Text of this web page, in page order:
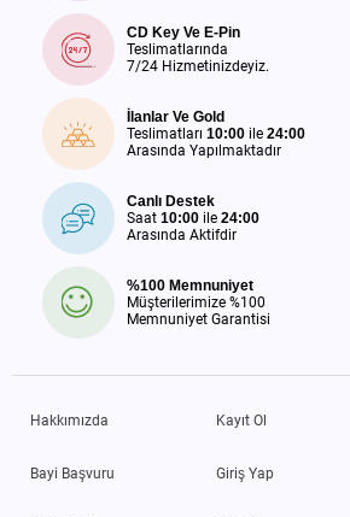
CD Key Ve E-Pin
Teslimatlarında
7/24 Hizmetinizdeyiz.
İlanlar Ve Gold
Teslimatları 10:00 ile 24:00
Arasında Yapılmaktadır
Canlı Destek
Saat 10:00 ile 24:00
Arasında Aktifdir
%100 Memnuniyet
Müşterilerimize %100
Memnuniyet Garantisi
Hakkımızda
Bayi Başvuru
Kayıt Ol
Giriş Yap